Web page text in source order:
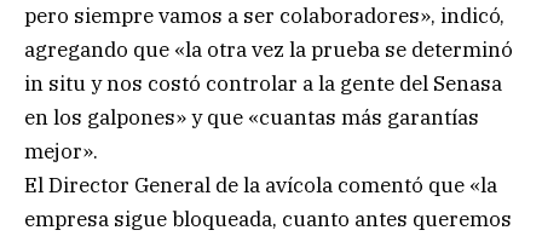
pero siempre vamos a ser colaboradores», indicó,
agregando que «la otra vez la prueba se determinó
in situ y nos costó controlar a la gente del Senasa
en los galpones» y que «cuantas más garantías
mejor».
El Director General de la avícola comentó que «la
empresa sigue bloqueada, cuanto antes queremos